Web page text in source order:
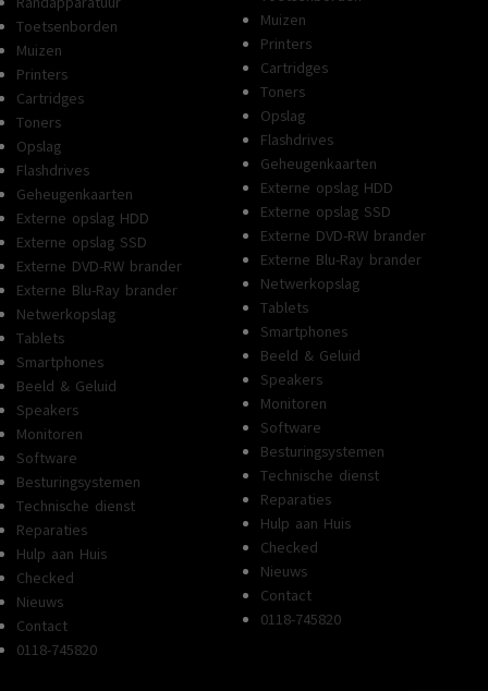
Toetsenborden
Muizen
Printers
Cartridges
Toners
Opslag
Flashdrives
Geheugenkaarten
Externe opslag HDD
Externe opslag SSD
Externe DVD-RW brander
Externe Blu-Ray brander
Netwerkopslag
Tablets
Smartphones
Beeld & Geluid
Speakers
Monitoren
Software
Besturingsystemen
Technische dienst
Reparaties
Hulp aan Huis
Checked
Nieuws
Contact
0118-745820
Muizen
Printers
Cartridges
Toners
Opslag
Flashdrives
Geheugenkaarten
Externe opslag HDD
Externe opslag SSD
Externe DVD-RW brander
Externe Blu-Ray brander
Netwerkopslag
Tablets
Smartphones
Beeld & Geluid
Speakers
Monitoren
Software
Besturingsystemen
Technische dienst
Reparaties
Hulp aan Huis
Checked
Nieuws
Contact
0118-745820